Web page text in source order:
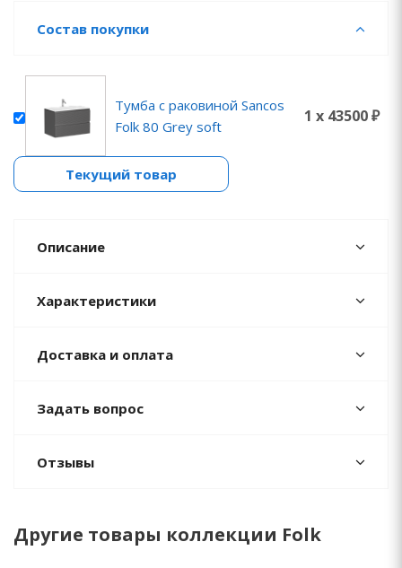
Состав покупки
Тумба с раковиной Sancos
Folk 80 Grey soft
1 x 43500 ₽
Текущий товар
Описание
Характеристики
Доставка и оплата
Задать вопрос
Отзывы
Другие товары коллекции Folk